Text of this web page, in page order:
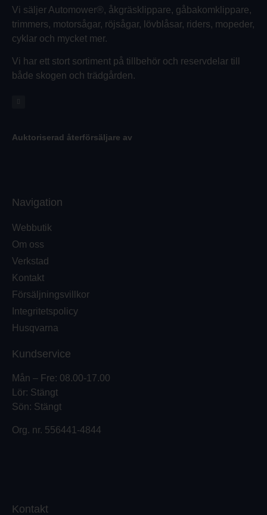
Vi säljer Automower®, åkgräsklippare, gåbakomklippare,
trimmers, motorsågar, röjsågar, lövblåsar, riders, mopeder,
cyklar och mycket mer.
Vi har ett stort sortiment på tillbehör och reservdelar till
både skogen och trädgården.
Auktoriserad återförsäljare av
Navigation
Webbutik
Om oss
Verkstad
Kontakt
Försäljningsvillkor
Integritetspolicy
Husqvarna
Kundservice
Mån – Fre: 08.00-17.00
Lör: Stängt
Sön: Stängt
Org. nr. 556441-4844
Kontakt